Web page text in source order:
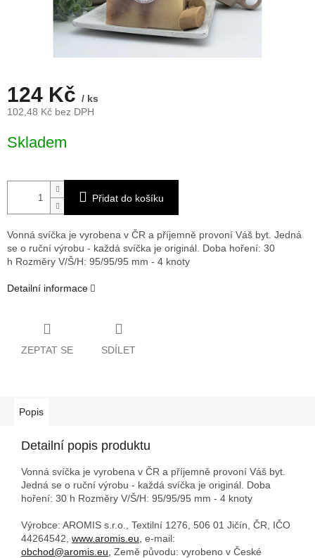
124 Kč / ks
102,48 Kč bez DPH
cena:
Skladem
Přidat do košíku
Vonná svíčka je vyrobena v ČR a příjemně provoní Váš byt. Jedná
se o ruční výrobu - každá svíčka je originál. Doba hoření: 30
h Rozměry V/Š/H: 95/95/95 mm - 4 knoty
Detailní informace
ZEPTAT SE SDÍLET
Popis
Detailní popis produktu
Vonná svíčka je vyrobena v ČR a příjemně provoní Váš byt.
Jedná se o ruční výrobu - každá svíčka je originál. Doba
hoření: 30 h Rozměry V/Š/H: 95/95/95 mm - 4 knoty
Výrobce: AROMIS s.r.o., Textilní 1276, 506 01 Jičín, ČR, IČO
44264542, www.aromis.eu, e-mail:
obchod@aromis.eu, Země původu: vyrobeno v České